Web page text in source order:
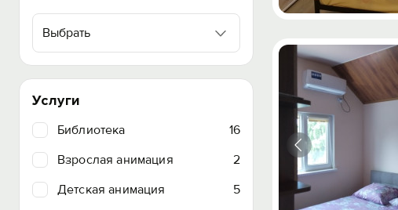
Выбрать
Услуги
Библиотека
16
Взрослая анимация
2
Детская анимация
5